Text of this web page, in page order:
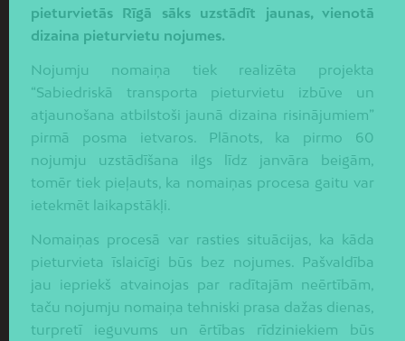
pieturvietās Rīgā sāks uzstādīt jaunas, vienotā
dizaina pieturvietu nojumes.
Nojumju nomaiņa tiek realizēta projekta
“Sabiedriskā transporta pieturvietu izbūve un
atjaunošana atbilstoši jaunā dizaina risinājumiem”
pirmā posma ietvaros. Plānots, ka pirmo 60
nojumju uzstādīšana ilgs līdz janvāra beigām,
tomēr tiek pieļauts, ka nomaiņas procesa gaitu var
ietekmēt laikapstākļi.
Nomaiņas procesā var rasties situācijas, ka kāda
pieturvieta īslaicīgi būs bez nojumes. Pašvaldība
jau iepriekš atvainojas par radītajām neērtībām,
taču nojumju nomaiņa tehniski prasa dažas dienas,
turpretī ieguvums un ērtības rīdziniekiem būs